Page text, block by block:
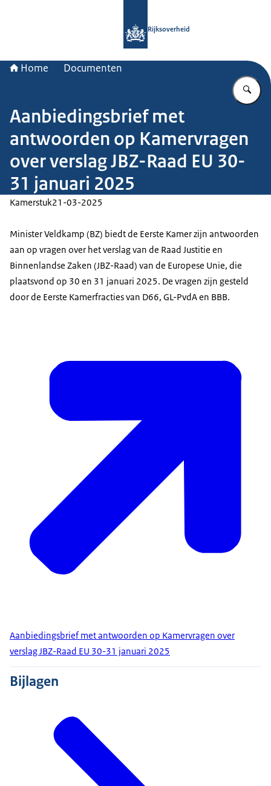
Rijksoverheid
Home Documenten
Aanbiedingsbrief met
antwoorden op Kamervragen
over verslag JBZ-Raad EU 30-
31 januari 2025
Kamerstuk21-03-2025
Minister Veldkamp (BZ) biedt de Eerste Kamer zijn antwoorden
aan op vragen over het verslag van de Raad Justitie en
Binnenlandse Zaken (JBZ-Raad) van de Europese Unie, die
plaatsvond op 30 en 31 januari 2025. De vragen zijn gesteld
door de Eerste Kamerfracties van D66, GL-PvdA en BBB.
Aanbiedingsbrief met antwoorden op Kamervragen over
verslag JBZ-Raad EU 30-31 januari 2025
Bijlagen